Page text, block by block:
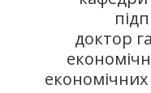
доктор